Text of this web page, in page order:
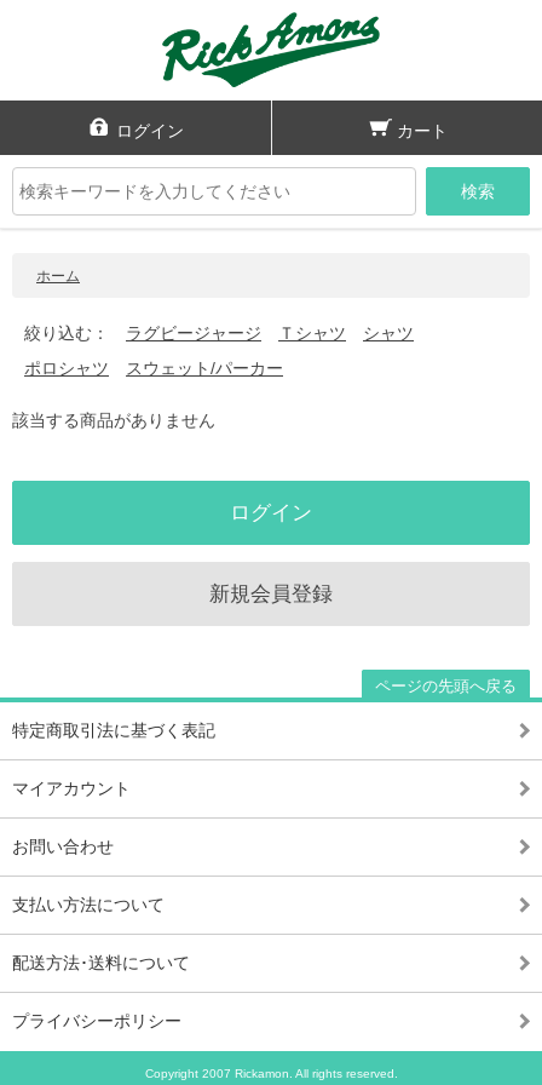
ログイン カート
検索
ホーム
絞り込む： ラグビージャージ Ｔシャツ
シャツ
ポロシャツ
スウェット/パーカー
該当する商品がありません
ログイン
新規会員登録
ページの先頭へ戻る
特定商取引法に基づく表記
マイアカウント
お問い合わせ
支払い方法について
配送方法･送料について
プライバシーポリシー
Copyright 2007 Rickamon. All rights reserved.